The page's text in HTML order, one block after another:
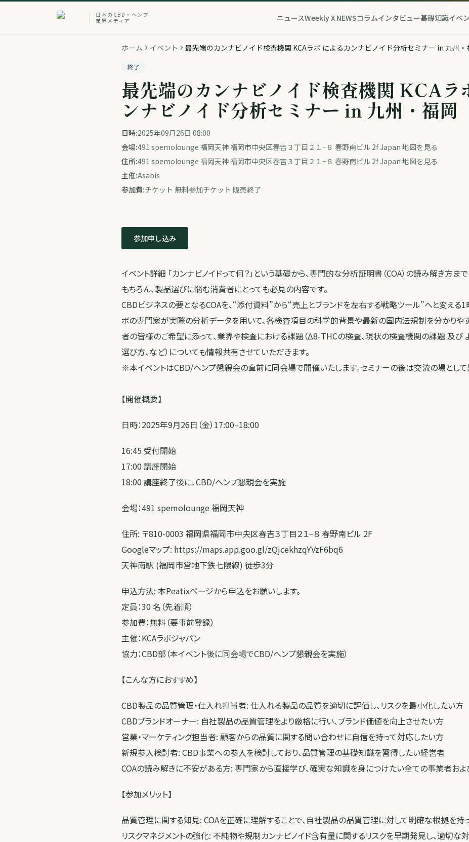
日本のCBD・ヘンプ
業界メディア
ニュースWeekly X NEWSコラムインタビュー基礎知識イベ
ホーム イベント 最先端のカンナビノイド検査機関 KCAラボ によるカンナビノイド分析セミナー in 九州・
終了
最先端のカンナビノイド検査機関 KCAラ
ンナビノイド分析セミナー in 九州・福岡
日時:2025年09月26日 08:00
会場:491 spemolounge 福岡天神 福岡市中央区春吉３丁目２１−８ 春野南ビル 2f Japan 地図を見る
住所:491 spemolounge 福岡天神 福岡市中央区春吉３丁目２１−８ 春野南ビル 2f Japan 地図を見る
主催:Asabis
参加費:チケット 無料参加チケット 販売終了
参加申し込み
イベント詳細 「カンナビノイドって何？」という基礎から、専門的な分析証明書（COA）の読み解き方ま
もちろん、製品選びに悩む消費者にとっても必見の内容です。
CBDビジネスの要となるCOAを、“添付資料”から“売上とブランドを左右する戦略ツール”へと変える1
ボの専門家が実際の分析データを用いて、各検査項目の科学的背景や最新の国内法規制を分かりやす
者の皆様のご希望に添って、業界や検査における課題（Δ8-THCの検査、現状の検査機関の課題 及び
選び方、など）についても情報共有させていただきます。
※本イベントはCBD/ヘンプ懇親会の直前に同会場で開催いたします。セミナーの後は交流の場として
【開催概要】
日時：2025年9月26日（金）17:00–18:00
16:45 受付開始
17:00 講座開始
18:00 講座終了後に、CBD/ヘンプ懇親会を実施
会場：491 spemolounge 福岡天神
住所: 〒810-0003 福岡県福岡市中央区春吉３丁目２１−８ 春野南ビル 2F
Googleマップ: https://maps.app.goo.gl/zQjcekhzqYVzF6bq6
天神南駅 (福岡市営地下鉄七隈線) 徒歩3分
申込方法: 本Peatixページから申込をお願いします。
定員：30 名（先着順）
参加費：無料（要事前登録）
主催：KCAラボジャパン
協力：CBD部（本イベント後に同会場でCBD/ヘンプ懇親会を実施）
【こんな方におすすめ】
CBD製品の品質管理・仕入れ担当者: 仕入れる製品の品質を適切に評価し、リスクを最小化したい方
CBDブランドオーナー: 自社製品の品質管理をより厳格に行い、ブランド価値を向上させたい方
営業・マーケティング担当者: 顧客からの品質に関する問い合わせに自信を持って対応したい方
新規参入検討者: CBD事業への参入を検討しており、品質管理の基礎知識を習得したい経営者
COAの読み解きに不安がある方: 専門家から直接学び、確実な知識を身につけたい全ての事業者お
【参加メリット】
品質管理に関する知見: COAを正確に理解することで、自社製品の品質管理に対して明確な根拠を持
リスクマネジメントの強化: 不純物や規制カンナビノイド含有量に関するリスクを早期発見し、適切な